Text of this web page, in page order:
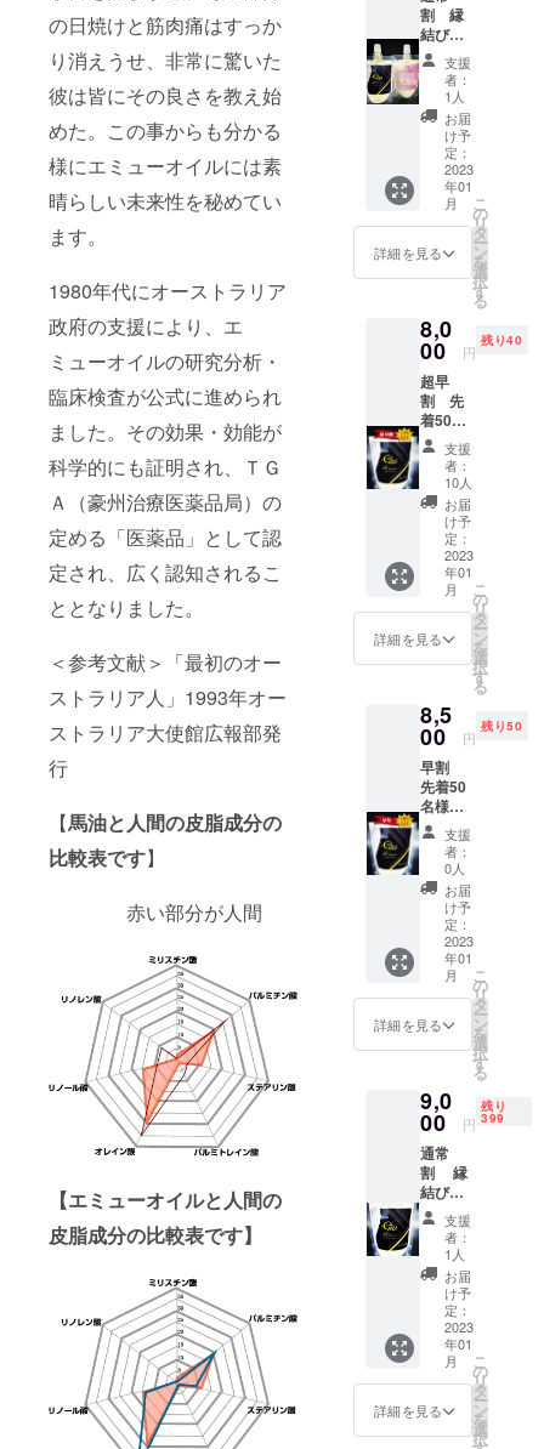
の日焼けと筋肉痛はすっか
り消えうせ、非常に驚いた
彼は皆にその良さを教え始
めた。この事からも分かる
様にエミューオイルには素
晴らしい未来性を秘めてい
ます。
1980年代にオーストラリア
政府の支援により、エ
ミューオイルの研究分析・
臨床検査が公式に進められ
ました。その効果・効能が
科学的にも証明され、ＴＧ
Ａ（豪州治療医薬品局）の
定める「医薬品」として認
定され、広く認知されるこ
ととなりました。
＜参考文献＞「最初のオー
ストラリア人」1993年オー
ストラリア大使館広報部発
行
【馬油と人間の皮脂成分の
比較表です】
赤い部分が人間
【エミューオイルと人間の
皮脂成分の比較表です】
税込み1
個 計
7400円
税込
み 送
料無
料
19%OF
割 縁
結び幸
せを呼
ぶお守
り 定
価440円
税込み1
アス
リーム
定価
3980円
税込み1
個 體ケ
アスラ
2980円
税込み1
個 計
7400円
税込
み 送
料無
料
支援
者：
1人
お届
け予
定：
2023
年01
月
詳細を見る
こ
の
リ
タ
ー
ン
を
選
択
す
る
8,0
00 円
残り40
超早
割 先
着50名
様早い
者勝ち
縁結び
幸せを
呼ぶお
守り定
価440円
税込み1
個 クレ
ンジン
グバー
ム定価
4400円
個 體ケ
アス
リーム
定価
3980円
税込み1
個 體ケ
アスラ
ム定価
2980円
税込み1
11800
円税込
み
33%OF
F 送料
支援
者：
10人
お届
け予
定：
2023
年01
月
詳細を見る
こ
の
リ
タ
ー
ン
を
選
択
す
る
8,5
00 円
残り50
早割
先着50
名様早
い者勝
ち 縁結
び幸せ
を呼ぶ
お守り
定価440
円税込
み1個
クレン
ジング
バーム
定価
4400円
個 體ケ
アス
リーム
定価
3980円
税込み1
個 體ケ
アスラ
ム定価
2980円
税込み1
11800
円税込
み
28%OF
F 送料
支援
者：
0人
お届
け予
定：
2023
年01
月
詳細を見る
こ
の
リ
タ
ー
ン
を
選
択
す
る
9,0
00 円
残り
399
通常
割 縁
結び幸
せを呼
ぶお守
り定価
440円税
込み1個
クレン
ジング
バーム
定価
4400円
税込み1
個 體ケ
アス
支援
者：
1人
お届
け予
定：
2023
年01
月
詳細を見る
こ
の
リ
タ
ー
ン
を
選
択